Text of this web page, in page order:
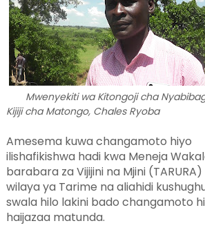
Mwenyekiti wa Kitongoji cha
Kijiji cha Matongo, Chales Ryoba
Amesema kuwa changamoto hiyo
ilishafikishwa hadi kwa Meneja
barabara za Vijijini na Mjini (TARURA)
wilaya ya Tarime na aliahidi
swala hilo lakini bado changamoto
haijazaa matunda.